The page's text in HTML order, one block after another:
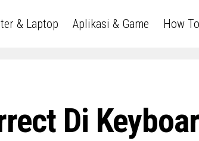
& Laptop Aplikasi & Game How To
Di